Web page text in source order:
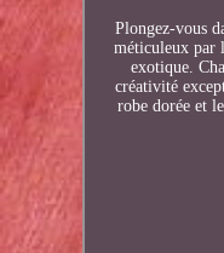
Plongez-vous
méticuleux par
exotique.
créativité
robe dorée et